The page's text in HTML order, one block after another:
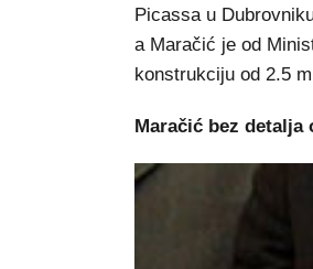
Picassa u
a Maračić je od
konstrukciju od 2.5
Maračić bez detalja